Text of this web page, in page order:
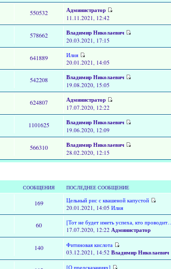
550532 Администратор
11.11.2021, 12:42
578662 Владимир Николаевич
20.03.2021, 17:15
641889
Илия
20.01.2021, 14:05
542208 Владимир Николаевич
19.08.2020, 15:05
624807 Администратор
17.07.2020, 12:22
1101625 Владимир Николаевич
19.06.2020, 12:09
566310 Владимир Николаевич
28.02.2020, 12:15
СООБЩЕНИЯ ПОСЛЕДНЕЕ СООБЩЕНИЕ
169
Цельный рис с квашеной капустой
20.01.2021, 14:05Илия
60
[Тот не будет иметь успеха, кто проводит…
17.07.2020, 12:22 Администратор
140
Фитиновая кислота
03.12.2021, 14:52Владимир Николаевич
[О предсказаниях]